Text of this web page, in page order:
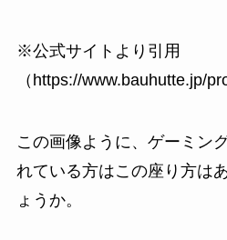
※公式サイトより引用
（https://www.bauhutte.jp/
この画像ように、ゲーミン
れている方はこの座り方は
ょうか。